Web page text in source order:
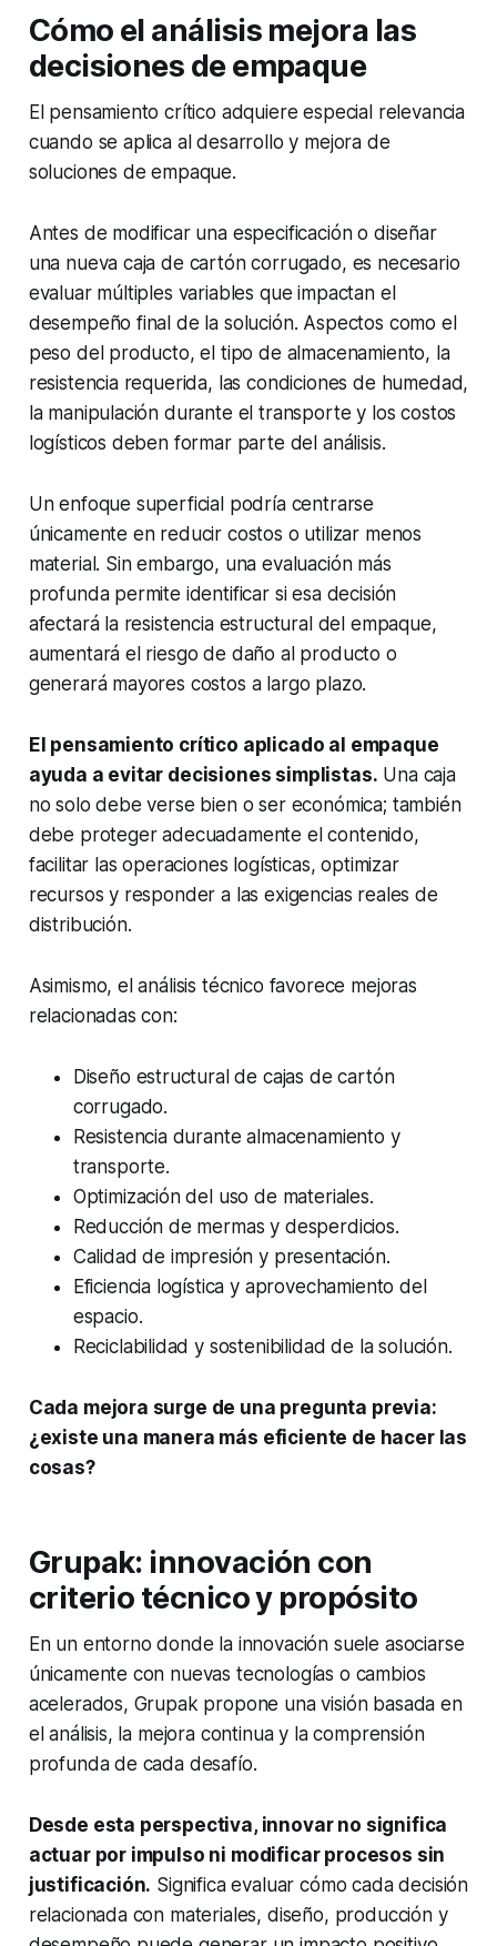
Cómo el análisis mejora las
decisiones de empaque
El pensamiento crítico adquiere especial relevancia
cuando se aplica al desarrollo y mejora de
soluciones de empaque.
Antes de modificar una especificación o diseñar
una nueva caja de cartón corrugado, es necesario
evaluar múltiples variables que impactan el
desempeño final de la solución. Aspectos como el
peso del producto, el tipo de almacenamiento, la
resistencia requerida, las condiciones de humedad,
la manipulación durante el transporte y los costos
logísticos deben formar parte del análisis.
Un enfoque superficial podría centrarse
únicamente en reducir costos o utilizar menos
material. Sin embargo, una evaluación más
profunda permite identificar si esa decisión
afectará la resistencia estructural del empaque,
aumentará el riesgo de daño al producto o
generará mayores costos a largo plazo.
El pensamiento crítico aplicado al empaque
ayuda a evitar decisiones simplistas. Una caja
no solo debe verse bien o ser económica; también
debe proteger adecuadamente el contenido,
facilitar las operaciones logísticas, optimizar
recursos y responder a las exigencias reales de
distribución.
Asimismo, el análisis técnico favorece mejoras
relacionadas con:
Diseño estructural de cajas de cartón
corrugado.
Resistencia durante almacenamiento y
transporte.
Optimización del uso de materiales.
Reducción de mermas y desperdicios.
Calidad de impresión y presentación.
Eficiencia logística y aprovechamiento del
espacio.
Reciclabilidad y sostenibilidad de la solución.
Cada mejora surge de una pregunta previa:
¿existe una manera más eficiente de hacer las
cosas?
Grupak: innovación con
criterio técnico y propósito
En un entorno donde la innovación suele asociarse
únicamente con nuevas tecnologías o cambios
acelerados, Grupak propone una visión basada en
el análisis, la mejora continua y la comprensión
profunda de cada desafío.
Desde esta perspectiva, innovar no significa
actuar por impulso ni modificar procesos sin
justificación. Significa evaluar cómo cada decisión
relacionada con materiales, diseño, producción y